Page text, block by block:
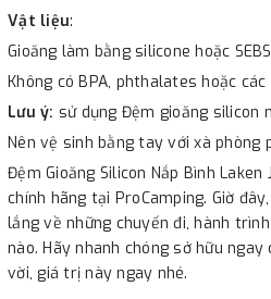
Vật liệu:
Gioăng làm bằng silicone hoặc SEBS
Không có BPA, phthalates hoặc
Lưu ý: sử dụng Đệm gioăng silicon
Nên vệ sinh bằng tay với xà phòng
Đệm Gioăng Silicon Nắp Bình Laken
chính hãng tại ProCamping. Giờ
lắng về những chuyến đi, hành
nào. Hãy nhanh chóng sở hữu
vời, giá trị này ngay nhé.